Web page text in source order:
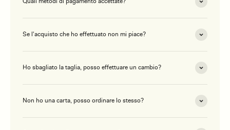
Se l'acquisto che ho effettuato non mi piace?
Ho sbagliato la taglia, posso effettuare un cambio?
Non ho una carta, posso ordinare lo stesso?